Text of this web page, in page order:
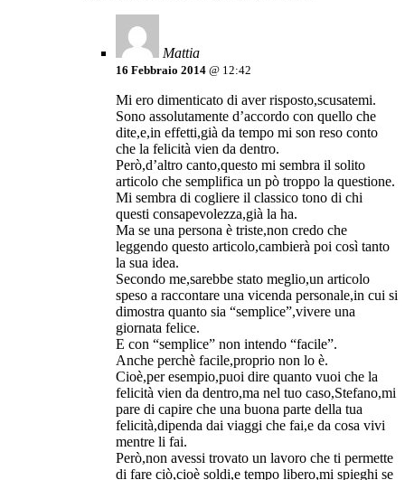
Mattia
16 Febbraio 2014 @ 12:42
Mi ero dimenticato di aver risposto,scusatemi.
Sono assolutamente d’accordo con quello che
dite,e,in effetti,già da tempo mi son reso conto
che la felicità vien da dentro.
Però,d’altro canto,questo mi sembra il solito
articolo che semplifica un pò troppo la questione.
Mi sembra di cogliere il classico tono di chi
questi consapevolezza,già la ha.
Ma se una persona è triste,non credo che
leggendo questo articolo,cambierà poi così tanto
la sua idea.
Secondo me,sarebbe stato meglio,un articolo
speso a raccontare una vicenda personale,in cui si
dimostra quanto sia “semplice”,vivere una
giornata felice.
E con “semplice” non intendo “facile”.
Anche perchè facile,proprio non lo è.
Cioè,per esempio,puoi dire quanto vuoi che la
felicità vien da dentro,ma nel tuo caso,Stefano,mi
pare di capire che una buona parte della tua
felicità,dipenda dai viaggi che fai,e da cosa vivi
mentre li fai.
Però,non avessi trovato un lavoro che ti permette
di fare ciò,cioè soldi,e tempo libero,mi spieghi se